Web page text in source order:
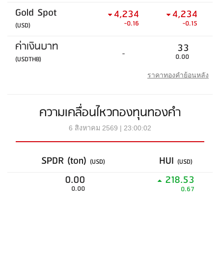
Gold Spot
(USD)
4,234
-0.16
4,234
-0.15
ค่าเงินบาท
(USDTHB) - 33
0.00
ราคาทองคำย้อนหลัง
ความเคลื่อนไหวกองทุนทองคำ
6 สิงหาคม 2569 | 23:00:02
SPDR (ton) (USD) HUI (USD)
0.00
0.00
218.53
0.67